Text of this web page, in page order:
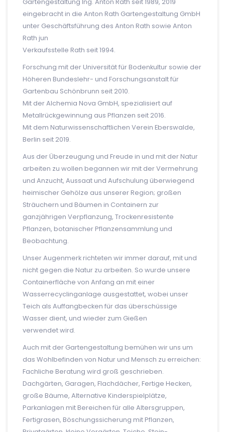
eingebracht in die Anton Rath Gartengestaltung GmbH
unter Geschäftsführung des Anton Rath sowie Anton
Rath jun
Verkaufsstelle Rath seit 1994.
Forschung mit der Universität für Bodenkultur sowie der
Höheren Bundeslehr- und Forschungsanstalt für
Gartenbau Schönbrunn seit 2010.
Mit der Alchemia Nova GmbH, spezialisiert auf
Metallrückgewinnung aus Pflanzen seit 2016.
Mit dem Naturwissenschaftlichen Verein Eberswalde,
Berlin seit 2019.
Aus der Überzeugung und Freude in und mit der Natur
arbeiten zu wollen begannen wir mit der Vermehrung
und Anzucht, Aussaat und Aufschulung überwiegend
heimischer Gehölze aus unserer Region; großen
Sträuchern und Bäumen in Containern zur
ganzjährigen Verpflanzung, Trockenresistente
Pflanzen, botanischer Pflanzensammlung und
Beobachtung.
Unser Augenmerk richteten wir immer darauf, mit und
nicht gegen die Natur zu arbeiten. So wurde unsere
Containerfläche von Anfang an mit einer
Wasserrecyclinganlage ausgestattet, wobei unser
Teich als Auffangbecken für das überschüssige
Wasser dient, und wieder zum Gießen
verwendet wird.
Auch mit der Gartengestaltung bemühen wir uns um
das Wohlbefinden von Natur und Mensch zu erreichen:
Fachliche Beratung wird groß geschrieben.
Dachgärten, Garagen, Flachdächer, Fertige Hecken,
große Bäume, Alternative Kinderspielplätze,
Parkanlagen mit Bereichen für alle Altersgruppen,
Fertigrasen, Böschungssicherung mit Pflanzen,